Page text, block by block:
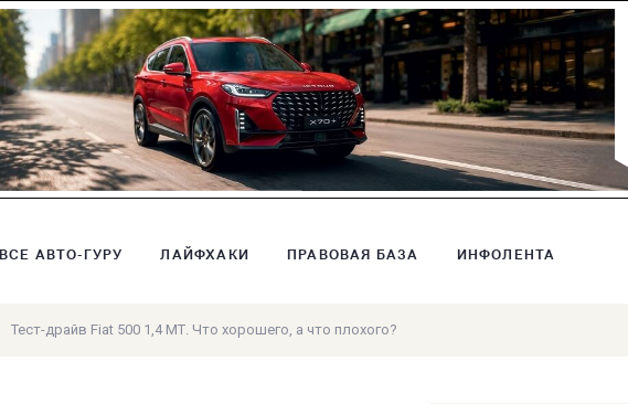
ВСЕ АВТО-ГУРУ ЛАЙФХАКИ ПРАВОВАЯ БАЗА ИНФОЛЕНТА
Тест-драйв Fiat 500 1,4 МТ. Что хорошего, а что плохого?